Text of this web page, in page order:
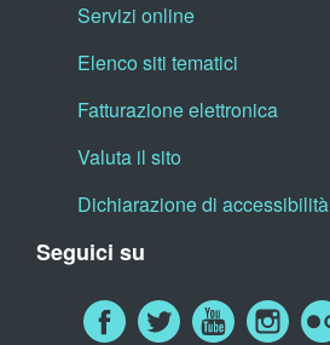
Servizi online
Elenco siti tematici
Fatturazione elettronica
Valuta il sito
Dichiarazione di accessibilità
Seguici su